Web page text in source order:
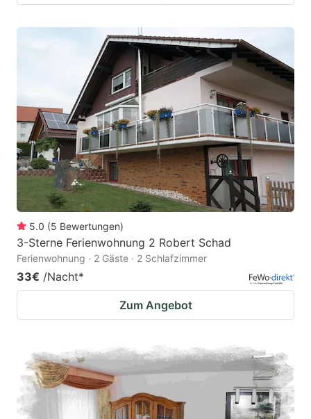
5.0 (5 Bewertungen)
3-Sterne Ferienwohnung 2 Robert Schad
Ferienwohnung · 2 Gäste · 2 Schlafzimmer
33€ /Nacht*
Zum Angebot